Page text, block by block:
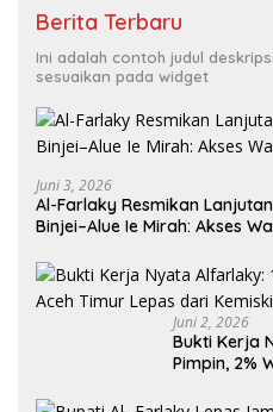
Berita Terbaru
Ini adalah contoh judul
sesuaikan pada widget
Juni 3, 2026
Al-Farlaky Resmikan
Binjei–Alue Ie Mirah: Akses
Juni 2, 2026
Bukti Kerja
Pimpin, 2%